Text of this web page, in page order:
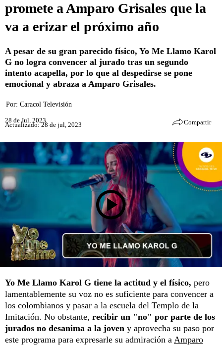
promete a Amparo Grisales que la
va a erizar el próximo año
A pesar de su gran parecido físico, Yo Me Llamo Karol
G no logra convencer al jurado tras un segundo
intento acapella, por lo que al despedirse se pone
emocional y abraza a Amparo Grisales.
Por: Caracol Televisión
28 de Jul, 2023
Actualizado: 28 de jul, 2023 Compartir
Yo Me Llamo Karol G tiene la actitud y el físico, pero
lamentablemente su voz no es suficiente para convencer a
los colombianos y pasar a la escuela del Templo de la
Imitación. No obstante, recibir un "no" por parte de los
jurados no desanima a la joven y aprovecha su paso por
este programa para expresarle su admiración a Amparo